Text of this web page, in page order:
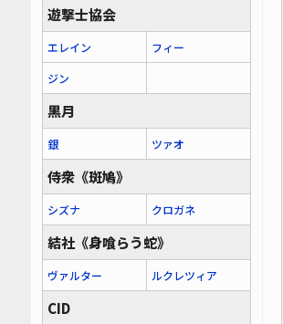
遊撃士協会
エレイン
フィー
ジン
黒月
銀 ツァオ
侍衆《斑鳩》
シズナ クロガネ
結社《身喰らう蛇》
ヴァルター ルクレツィア
CID